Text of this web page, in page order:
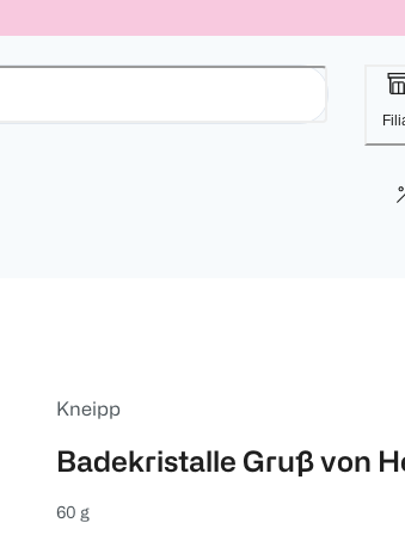
Kneipp
Badekristalle Gruß von
60 g